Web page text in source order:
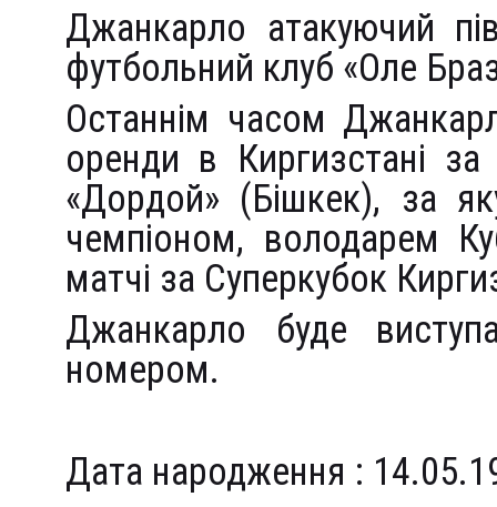
Джанкарло атакуючий
футбольний клуб «Оле
Останнім часом
оренди в Киргизстані
«Дордой» (Бішкек), за
чемпіоном, володарем
матчі за Суперкубок
Джанкарло буде
номером.
Дата народження :